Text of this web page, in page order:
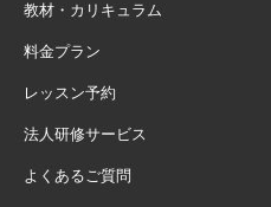
教材・カリキュラム
料金プラン
レッスン予約
法人研修サービス
よくあるご質問